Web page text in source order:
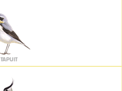
TAPUIT